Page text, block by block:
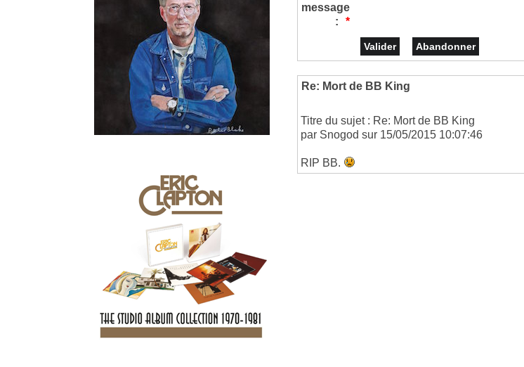
message
:
*
Re: Mort de BB King
Titre du sujet : Re: Mort de BB King
par Snogod sur 15/05/2015 10:07:46
RIP BB.